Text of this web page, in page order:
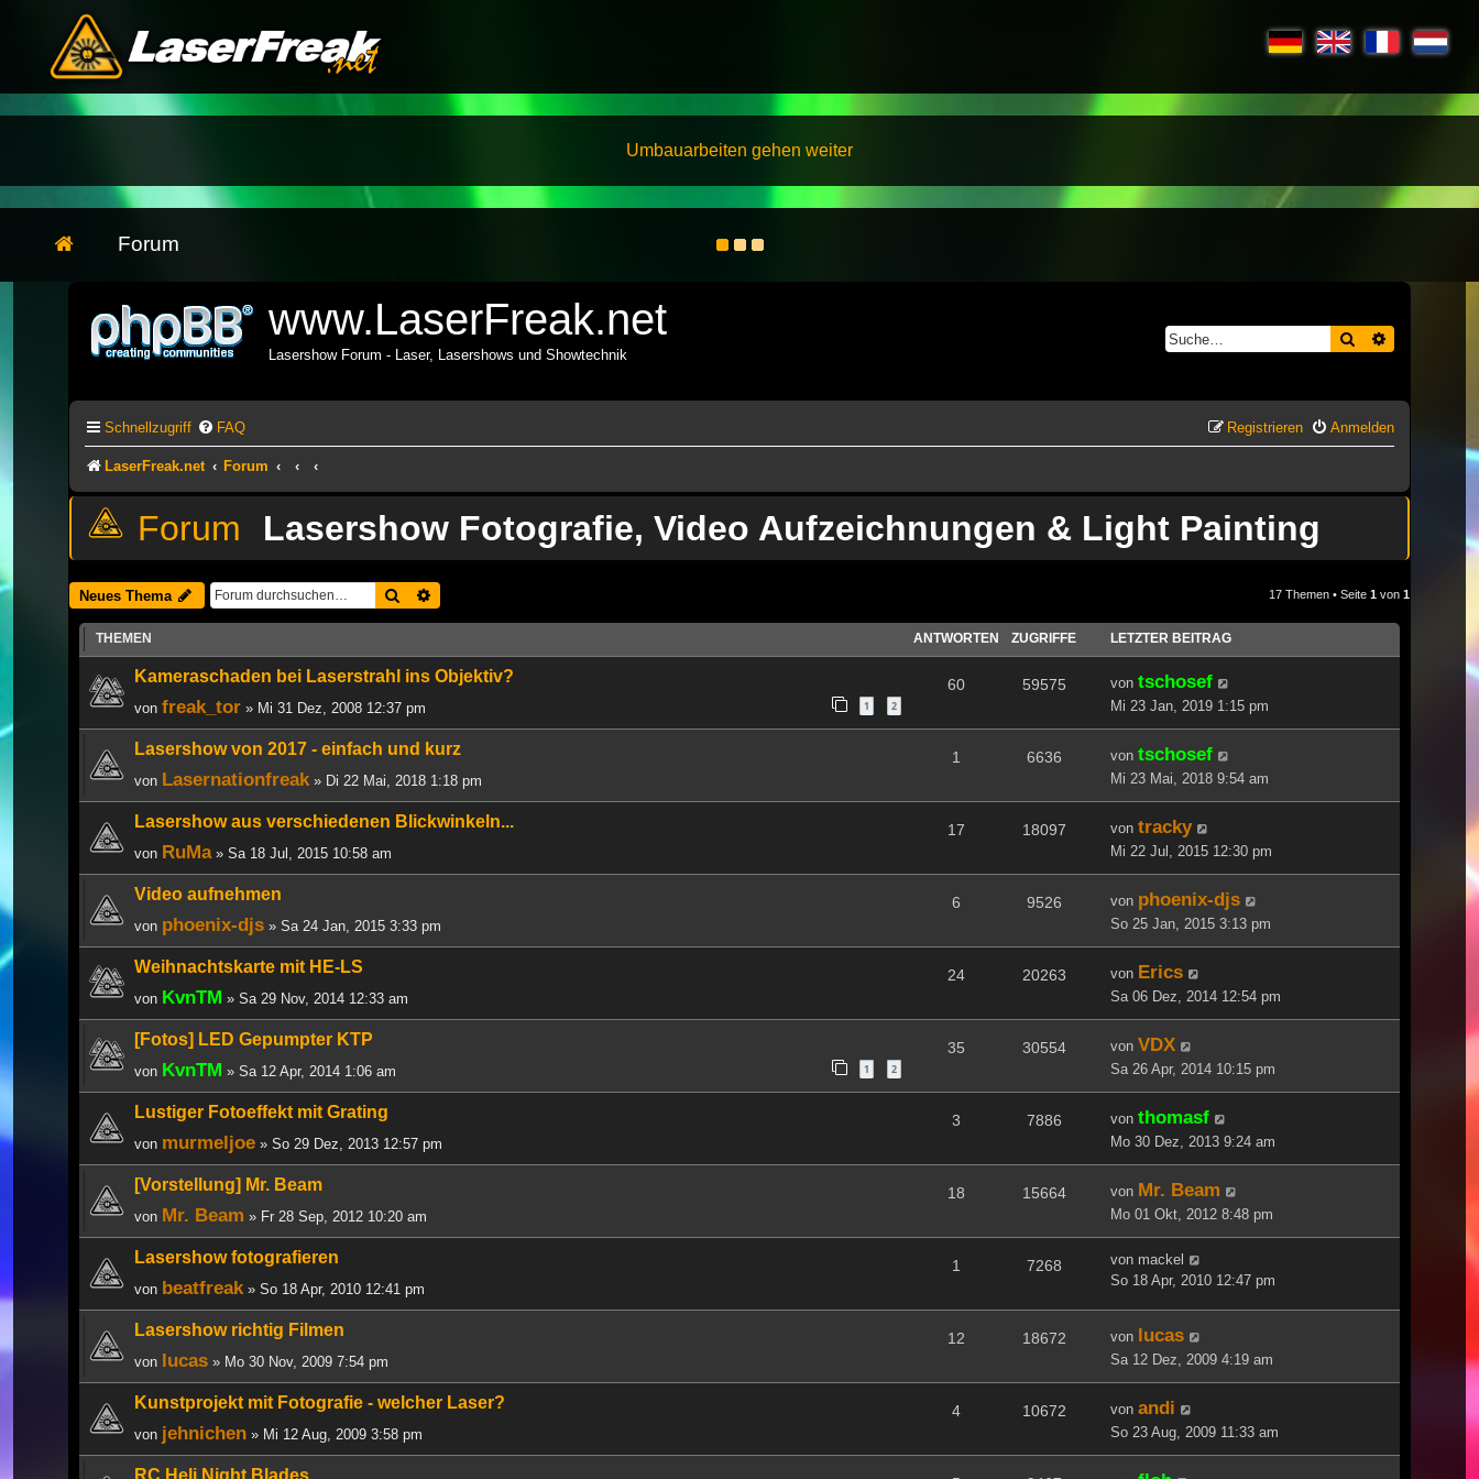
Umbauarbeiten gehen weiter
Forum
www.LaserFreak.net
Lasershow Forum - Laser, Lasershows und Showtechnik
Suche
Schnellzugriff FAQ Anmelden
Registrieren
LaserFreak.net Forum
Lasershow Fotografie, Video Aufzeichnungen & Light Painting
Neues Thema Suche 17 Themen • Seite 1 von 1
THEMEN ANTWORTEN ZUGRIFFE LETZTER BEITRAG
Kameraschaden bei Laserstrahl ins Objektiv?
von freak_tor » Mi 31 Dez, 2008 12:37 pm 1 2
60 59575 von tschosef
Mi 23 Jan, 2019 1:15 pm
Lasershow von 2017 - einfach und kurz
von Lasernationfreak » Di 22 Mai, 2018 1:18 pm
1 6636 von tschosef
Mi 23 Mai, 2018 9:54 am
Lasershow aus verschiedenen Blickwinkeln...
von RuMa» Sa 18 Jul, 2015 10:58 am
17 18097 von tracky
Mi 22 Jul, 2015 12:30 pm
Video aufnehmen
von phoenix-djs » Sa 24 Jan, 2015 3:33 pm
6 9526 von phoenix-djs
So 25 Jan, 2015 3:13 pm
Weihnachtskarte mit HE-LS
von KvnTM » Sa 29 Nov, 2014 12:33 am
24 20263 von Erics
Sa 06 Dez, 2014 12:54 pm
[Fotos] LED Gepumpter KTP
von KvnTM » Sa 12 Apr, 2014 1:06 am 1 2
35 30554 von VDX
Sa 26 Apr, 2014 10:15 pm
Lustiger Fotoeffekt mit Grating
von murmeljoe » So 29 Dez, 2013 12:57 pm
3 7886 von thomasf
Mo 30 Dez, 2013 9:24 am
[Vorstellung] Mr. Beam
von Mr. Beam » Fr 28 Sep, 2012 10:20 am
18 15664 von Mr. Beam
Mo 01 Okt, 2012 8:48 pm
Lasershow fotografieren
von beatfreak » So 18 Apr, 2010 12:41 pm
1 7268 von mackel
So 18 Apr, 2010 12:47 pm
Lasershow richtig Filmen
von lucas » Mo 30 Nov, 2009 7:54 pm
12 18672 von lucas
Sa 12 Dez, 2009 4:19 am
Kunstprojekt mit Fotografie - welcher Laser?
von jehnichen » Mi 12 Aug, 2009 3:58 pm
4 10672 von andi
So 23 Aug, 2009 11:33 am
RC Heli Night Blades